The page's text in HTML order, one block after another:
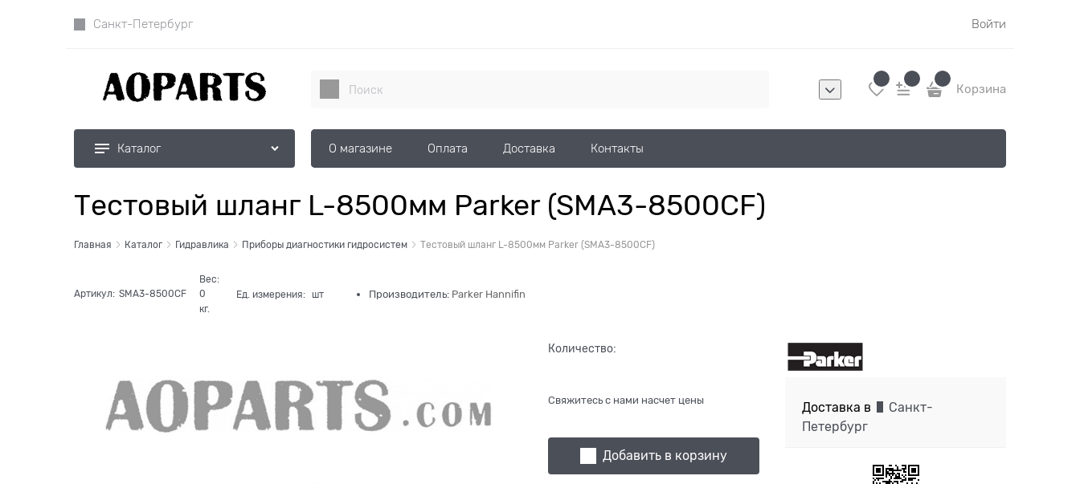
Санкт-Петербург Войти
Корзина
Каталог О магазине Оплата Доставка Контакты
Тестовый шланг L-8500мм Parker (SMA3-8500CF)
Главная Каталог Гидравлика Приборы диагностики гидросистем Тестовый шланг L-8500мм Parker (SMA3-8500CF)
Артикул: SMA3-8500CF
Вес:
0
кг.
Ед. измерения: шт Производитель: Parker Hannifin
Количество:
Свяжитесь с нами насчет цены
Добавить в корзину
Доставка в
Санкт-
Петербург